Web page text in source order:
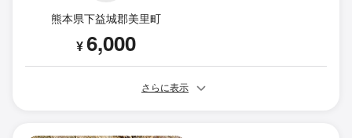
熊本県下益城郡美里町
¥6,000
さらに表示